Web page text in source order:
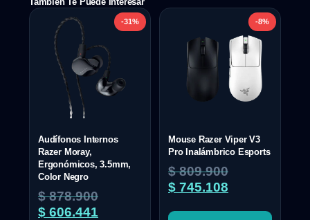
-31%
Audífonos Internos
Razer Moray,
Ergonómicos, 3.5mm,
Color Negro
$878.900
$ 606.441
-8%
Mouse Razer Viper V3
Pro Inalámbrico Esports
$809.900
$ 745.108